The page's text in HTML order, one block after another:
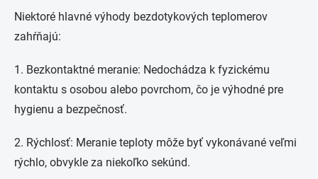
Niektoré hlavné výhody bezdotykových teplomerov
zahŕňajú:
1. Bezkontaktné meranie: Nedochádza k fyzickému
kontaktu s osobou alebo povrchom, čo je výhodné pre
hygienu a bezpečnosť.
2. Rýchlosť: Meranie teploty môže byť vykonávané veľmi
rýchlo, obvykle za niekoľko sekúnd.